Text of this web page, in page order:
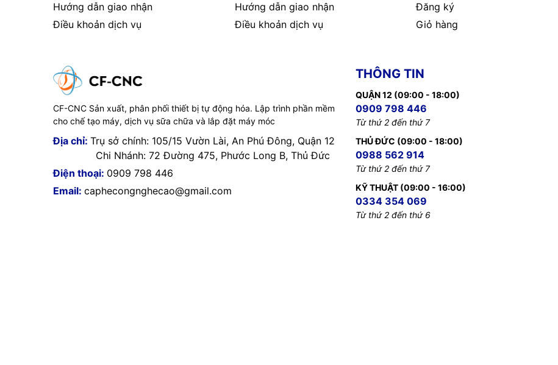
Hướng dẫn giao nhận
Điều khoản dịch vụ
Hướng dẫn giao nhận
Điều khoản dịch vụ
Đăng ký
Giỏ hàng
CF-CNC Sản xuất, phân phối thiết bị tự động hóa. Lập trình phần mềm
cho chế tạo máy, dịch vụ sữa chữa và lắp đặt máy móc
Địa chỉ: Trụ sở chính: 105/15 Vườn Lài, An Phú Đông, Quận 12
Chi Nhánh: 72 Đường 475, Phước Long B, Thủ Đức
Điện thoại: 0909 798 446
Email: caphecongnghecao@gmail.com
THÔNG TIN
QUẬN 12 (09:00 - 18:00)
0909 798 446
Từ thứ 2 đến thứ 7
THỦ ĐỨC (09:00 - 18:00)
0988 562 914
Từ thứ 2 đến thứ 7
KỸ THUẬT (09:00 - 16:00)
0334 354 069
Từ thứ 2 đến thứ 6